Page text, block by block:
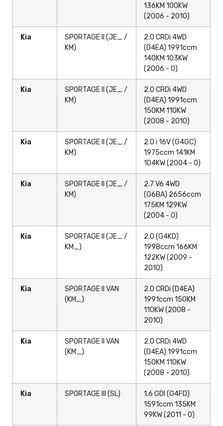
136KM 100KW
(2006 - 2010)
Kia
SPORTAGE II (JE_ /
KM)
2.0 CRDi 4WD
(D4EA) 1991ccm
140KM 103KW
(2006 - 0)
Kia
SPORTAGE II (JE_ /
KM)
2.0 CRDi 4WD
(D4EA) 1991ccm
150KM 110KW
(2008 - 2010)
Kia
SPORTAGE II (JE_ /
KM)
2.0 i 16V (G4GC)
1975ccm 141KM
104KW (2004 - 0)
Kia
SPORTAGE II (JE_ /
KM)
2.7 V6 4WD
(G6BA) 2656ccm
175KM 129KW
(2004 - 0)
Kia
SPORTAGE II (JE_ /
KM_)
2.0 (G4KD)
1998ccm 166KM
122KW (2009 -
2010)
Kia
SPORTAGE II VAN
(KM_)
2.0 CRDi (D4EA)
1991ccm 150KM
110KW (2008 -
2010)
Kia
SPORTAGE II VAN
(KM_)
2.0 CRDi 4WD
(D4EA) 1991ccm
150KM 110KW
(2008 - 2010)
Kia SPORTAGE III (SL)
1.6 GDI (G4FD)
1591ccm 135KM
99KW (2011 - 0)